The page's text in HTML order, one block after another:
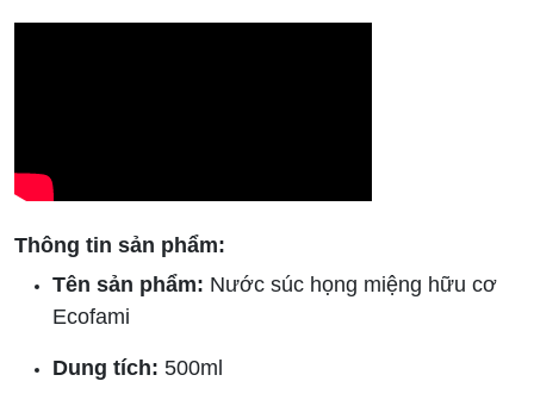
Thông tin sản phẩm:
Tên sản phẩm: Nước súc họng miệng hữu cơ
Ecofami
Dung tích: 500ml